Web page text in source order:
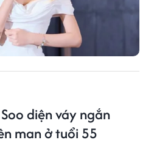
diện váy ngắn
man ở tuổi 55